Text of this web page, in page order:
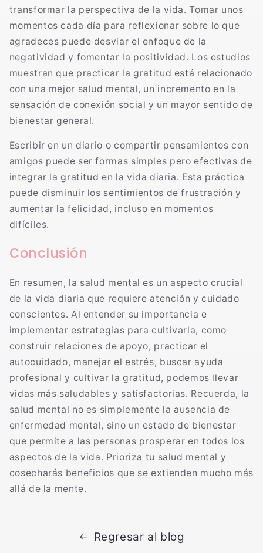
transformar la perspectiva de la vida. Tomar unos
momentos cada día para reflexionar sobre lo que
agradeces puede desviar el enfoque de la
negatividad y fomentar la positividad. Los estudios
muestran que practicar la gratitud está relacionado
con una mejor salud mental, un incremento en la
sensación de conexión social y un mayor sentido de
bienestar general.
Escribir en un diario o compartir pensamientos con
amigos puede ser formas simples pero efectivas de
integrar la gratitud en la vida diaria. Esta práctica
puede disminuir los sentimientos de frustración y
aumentar la felicidad, incluso en momentos
difíciles.
Conclusión
En resumen, la salud mental es un aspecto crucial
de la vida diaria que requiere atención y cuidado
conscientes. Al entender su importancia e
implementar estrategias para cultivarla, como
construir relaciones de apoyo, practicar el
autocuidado, manejar el estrés, buscar ayuda
profesional y cultivar la gratitud, podemos llevar
vidas más saludables y satisfactorias. Recuerda, la
salud mental no es simplemente la ausencia de
enfermedad mental, sino un estado de bienestar
que permite a las personas prosperar en todos los
aspectos de la vida. Prioriza tu salud mental y
cosecharás beneficios que se extienden mucho más
allá de la mente.
Regresar al blog